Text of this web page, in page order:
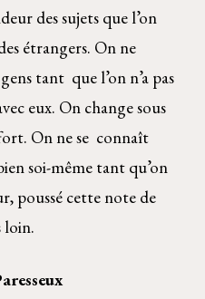
des sujets que l’on
étrangers. On ne
tant  que l’on n’a pas
eux. On change sous
On ne se  connaît
soi-même tant qu’on
poussé cette note de
loin.